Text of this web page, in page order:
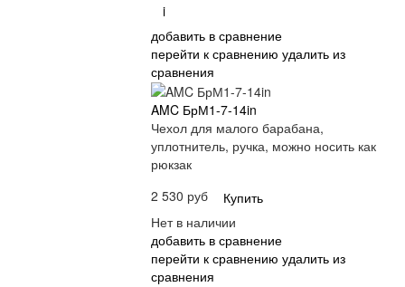
i
добавить в сравнение
перейти к сравнению удалить из
сравнения
AMC БрМ1-7-14in
Чехол для малого барабана,
уплотнитель, ручка, можно носить как
рюкзак
2 530 руб
Купить
Нет в наличии
добавить в сравнение
перейти к сравнению удалить из
сравнения